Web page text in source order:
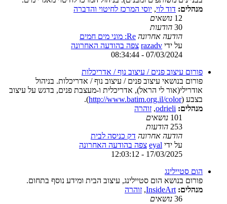
מנהלים: דוד לוי, יוסי המרכז לחיטוי והדברה
12 נושאים
30 הודעות
הודעה אחרונה Re: מוני מים חמים
על ידי razadv צפה בהודעה האחרונה
07/03/2024 - 08:34:44
פורום עיצוב פנים / עיצוב נוף / אדריכלות
פורום בנושאי עיצוב פנים / עיצוב נוף / אדריכלות. בניהול
אודרילי(אור לי הראל), אדריכלית ו-מעצבת פנים, בדגש על עיצוב
בצבע (http://www.batim.org.il/color
).
מנהלים: odrieli
, זוהרה
101 נושאים
253 הודעות
הודעה אחרונה דק כניסה לבית
על ידי eyal צפה בהודעה האחרונה
17/03/2025 - 12:03:12
הום סטיילינג
פורום בנושא הום סטיילינג, עיצוב הבית ומידע נוסף בתחום.
מנהלים: InsideArt
, זוהרה
36 נושאים